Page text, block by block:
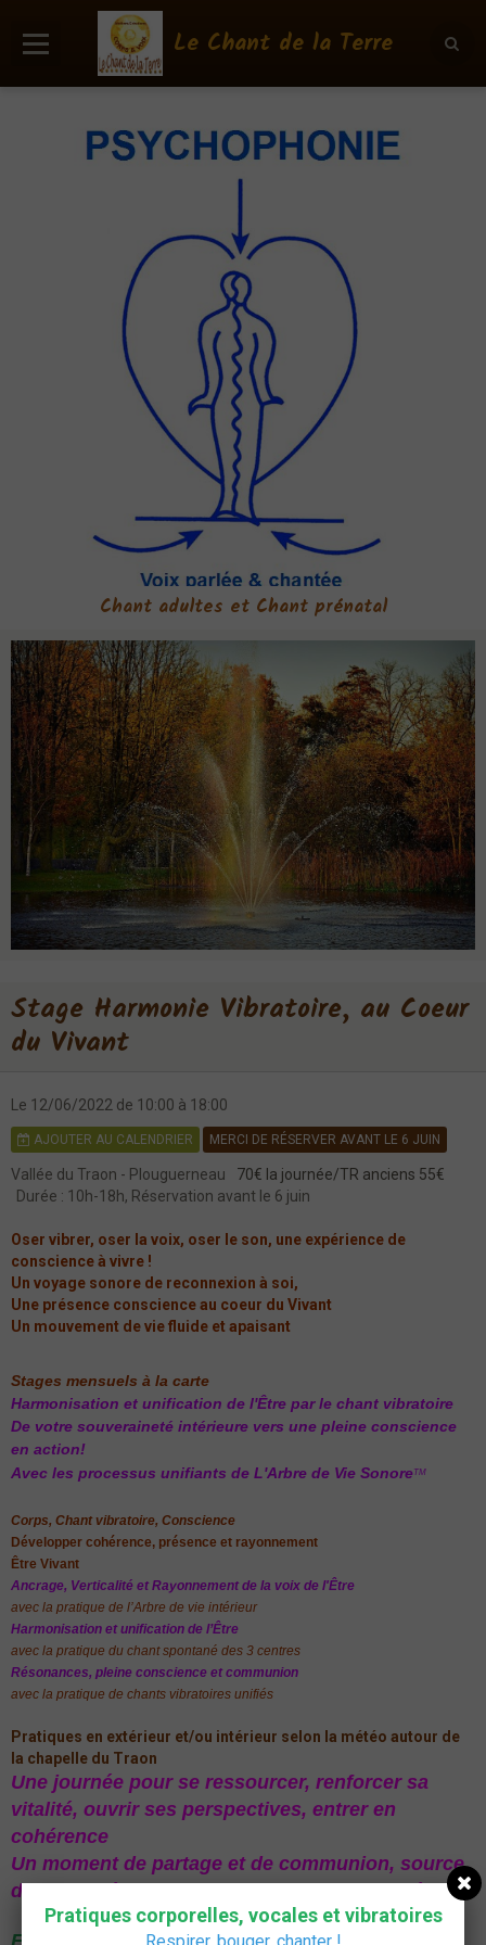
Le Chant de la Terre
Chant adultes et Chant prénatal
ATELIERS CHANT
ANIMATIONS
HOME STUDIO
Intervenants
Album
Vidéos
AGENDA
Espace Membres
Stage Harmonie Vibratoire, au Coeur
du Vivant
Le 12/06/2022 de 10:00 à 18:00
AJOUTER AU CALENDRIER MERCI DE RÉSERVER AVANT LE 6 JUIN
Vallée du Traon - Plouguerneau
70€ la journée/TR anciens 55€
Durée : 10h-18h, Réservation avant le 6 juin
Oser vibrer, oser la voix, oser le son, une expérience de
conscience à vivre !
Un voyage sonore de reconnexion à soi,
Une présence conscience au coeur du Vivant
Un mouvement de vie fluide et apaisant
Stages mensuels à la carte
Harmonisation et unification de l'Être par le chant vibratoire
De votre souveraineté intérieure vers une pleine conscience
en action!
Avec les processus unifiants de L'Arbre de Vie SonoreTM
Corps, Chant vibratoire, Conscience
Développer cohérence, présence et rayonnement
Être Vivant
Ancrage, Verticalité et Rayonnement de la voix de l'Être
avec la pratique de l’Arbre de vie intérieur
Harmonisation et unification de l’Être
avec la pratique du chant spontané des 3 centres
Résonances, pleine conscience et communion
avec la pratique de chants vibratoires unifiés
Pratiques en extérieur et/ou intérieur selon la météo autour de
la chapelle du Traon
Une journée pour se ressourcer, renforcer sa
vitalité, ouvrir ses perspectives, entrer en
cohérence
Un moment de partage et de communion, source
de paix intérieure, de joie, d'amour et d'unité
Pratiques corporelles, vocales et vibratoires